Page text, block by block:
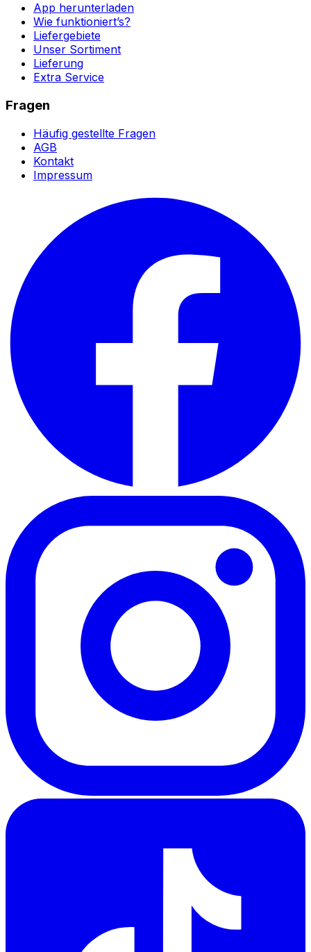
App herunterladen
Wie funktioniert’s?
Liefergebiete
Unser Sortiment
Lieferung
Extra Service
Fragen
Häufig gestellte Fragen
AGB
Kontakt
Impressum